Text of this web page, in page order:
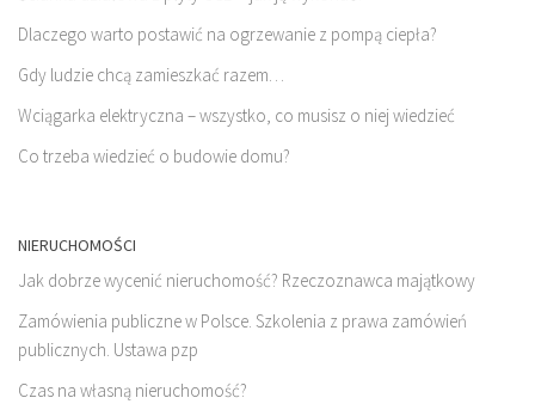
Dlaczego warto postawić na ogrzewanie z pompą ciepła?
Gdy ludzie chcą zamieszkać razem…
Wciągarka elektryczna – wszystko, co musisz o niej wiedzieć
Co trzeba wiedzieć o budowie domu?
NIERUCHOMOŚCI
Jak dobrze wycenić nieruchomość? Rzeczoznawca majątkowy
Zamówienia publiczne w Polsce. Szkolenia z prawa zamówień
publicznych. Ustawa pzp
Czas na własną nieruchomość?